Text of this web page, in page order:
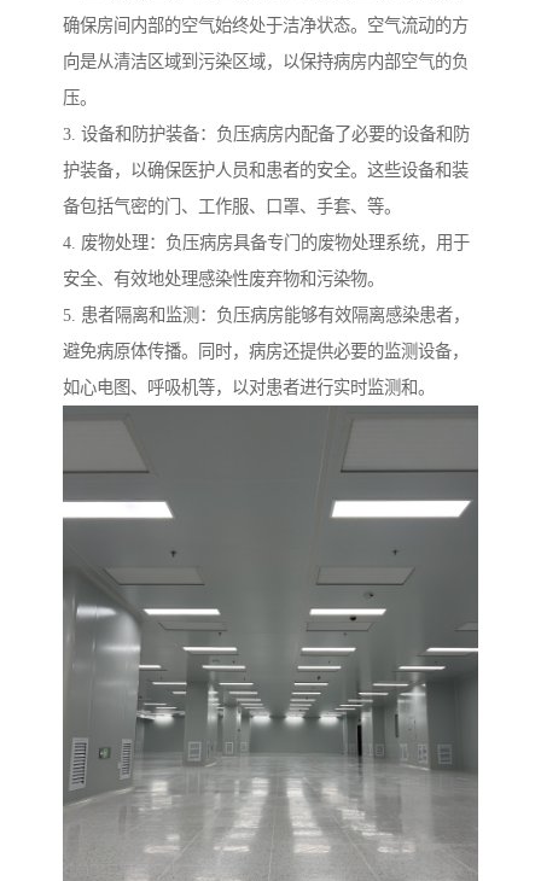
确保房间内部的空气始终处于洁净状态。空气流动的方
向是从清洁区域到污染区域，以保持病房内部空气的负
压。
3. 设备和防护装备：负压病房内配备了必要的设备和防
护装备，以确保医护人员和患者的安全。这些设备和装
备包括气密的门、工作服、口罩、手套、等。
4. 废物处理：负压病房具备专门的废物处理系统，用于
安全、有效地处理感染性废弃物和污染物。
5. 患者隔离和监测：负压病房能够有效隔离感染患者，
避免病原体传播。同时，病房还提供必要的监测设备，
如心电图、呼吸机等，以对患者进行实时监测和。